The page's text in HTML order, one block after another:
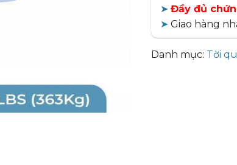
➤ Đầy đủ
➤ Giao hàng
Danh mục: Tời